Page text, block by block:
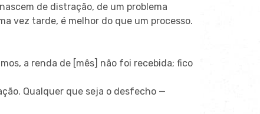
de distração, de um problema
vez tarde, é melhor do que um processo.
a renda de [mês] não foi recebida; fico
Qualquer que seja o desfecho —